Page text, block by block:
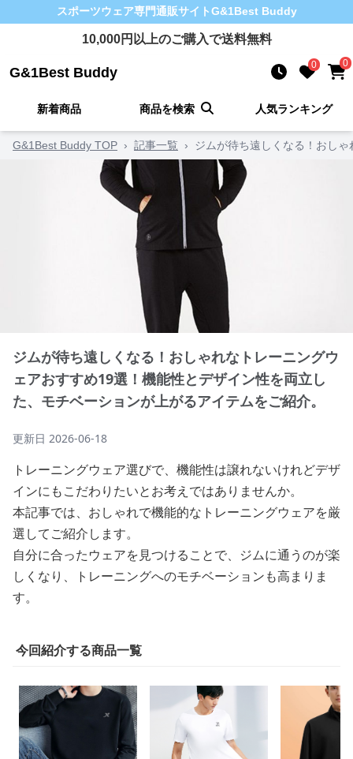
スポーツウェア専門通販サイトG&1Best Buddy
10,000円以上のご購入で送料無料
G&1Best Buddy 0 0
新着商品 商品を検索 人気ランキング
G&1Best Buddy TOP › 記事一覧 › ジムが待ち遠しくなる！おし
ジムが待ち遠しくなる！おしゃれなトレーニングウ
ェアおすすめ19選！機能性とデザイン性を両立し
た、モチベーションが上がるアイテムをご紹介。
更新日 2026-06-18
トレーニングウェア選びで、機能性は譲れないけれどデザ
インにもこだわりたいとお考えではありませんか。
本記事では、おしゃれで機能的なトレーニングウェアを厳
選してご紹介します。
自分に合ったウェアを見つけることで、ジムに通うのが楽
しくなり、トレーニングへのモチベーションも高まりま
す。
今回紹介する商品一覧